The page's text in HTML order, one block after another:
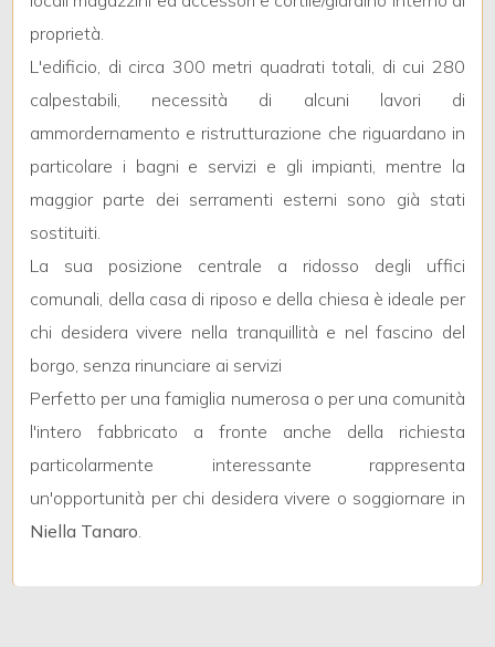
proprietà.
L'edificio, di circa 300 metri quadrati totali, di cui 280
calpestabili, necessità di alcuni lavori di
ammordernamento e ristrutturazione che riguardano in
particolare i bagni e servizi e gli impianti, mentre la
maggior parte dei serramenti esterni sono già stati
sostituiti.
La sua posizione centrale a ridosso degli uffici
comunali, della casa di riposo e della chiesa è ideale per
chi desidera vivere nella tranquillità e nel fascino del
borgo, senza rinunciare ai servizi
Perfetto per una famiglia numerosa o per una comunità
l'intero fabbricato a fronte anche della richiesta
particolarmente interessante rappresenta
un'opportunità per chi desidera vivere o soggiornare in
Niella Tanaro.
minimi
Qualsiasi
1
2
4
5
5+
Bagni